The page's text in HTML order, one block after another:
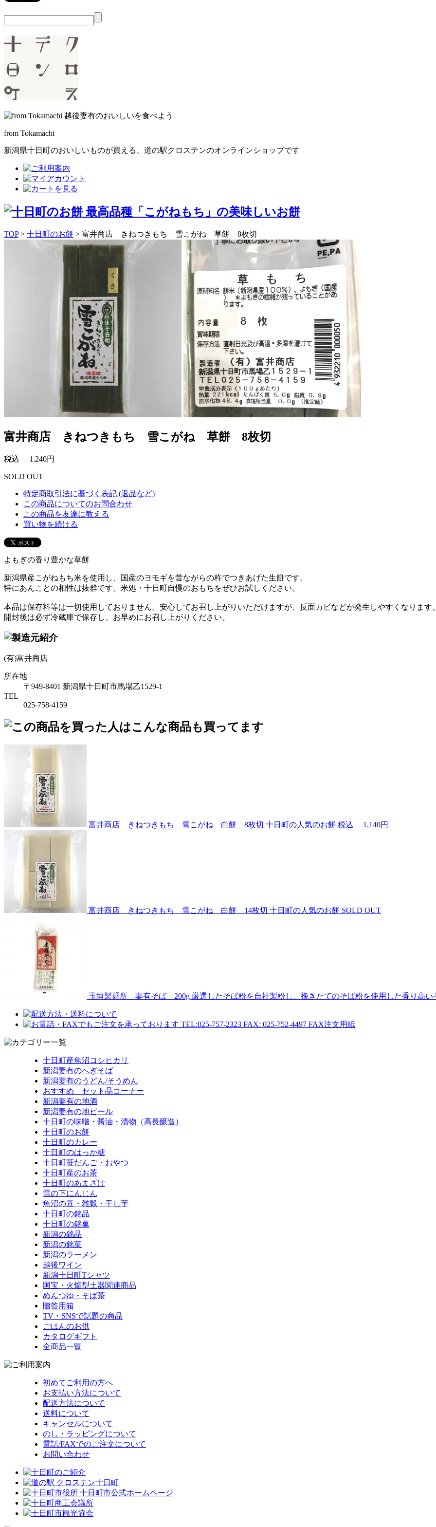
from Tokamachi
新潟県十日町のおいしいものが買える、 道の駅クロステンのオンラインショップです
TOP> 十日町のお餅 > 富井商店 きねつきもち 雪こがね 草餅 8枚切
富井商店 きねつきもち 雪こがね 草餅 8枚切
税込 1,240円
SOLD OUT
特定商取引法に基づく表記 (返品など)
この商品についてのお問合わせ
この商品を友達に教える
買い物を続ける
よもぎの香り豊かな草餅
新潟県産こがねもち米を使用し、国産のヨモギを昔ながらの杵でつきあげた生餅です。
特にあんことの相性は抜群です。米処・十日町自慢のおもちをぜひお試しください。
本品は保存料等は一切使用しておりません。安心してお召し上がりいただけますが、反面カビなどが発生しやすくなります。
開封後は必ず冷蔵庫で保存し、お早めにお召し上がりください。
(有)富井商店
所在地
〒949-8401 新潟県十日町市馬場乙1529-1
TEL
025-758-4159
富井商店 きねつきもち 雪こがね 白餅 8枚切 十日町の人気のお餅 税込 1,140円
富井商店 きねつきもち 雪こがね 白餅 14枚切 十日町の人気のお餅 SOLD OUT
玉垣製麺所 妻有そば 200g 厳選したそば粉を自社製粉し、挽きたてのそば粉を使用した香り高い
十日町産魚沼コシヒカリ
新潟妻有のへぎそば
新潟妻有のうどん/そうめん
おすすめ セット品コーナー
新潟妻有の地酒
新潟妻有の地ビール
十日町の味噌・醤油・漬物（高長醸造）
十日町のお餅
十日町のカレー
十日町のはっか糖
十日町笹だんご・おやつ
十日町産のお茶
十日町のあまざけ
雪の下にんじん
魚沼の豆・雑穀・干し芋
十日町の銘品
十日町の銘菓
新潟の銘品
新潟の銘菓
新潟のラーメン
越後ワイン
新潟十日町Tシャツ
国宝・火焔型土器関連商品
めんつゆ・そば茶
贈答用箱
TV・SNSで話題の商品
ごはんのお供
カタログギフト
全商品一覧
初めてご利用の方へ
お支払い方法について
配送方法について
送料について
キャンセルについて
のし・ラッピングについて
電話/FAXでのご注文について
お問い合わせ